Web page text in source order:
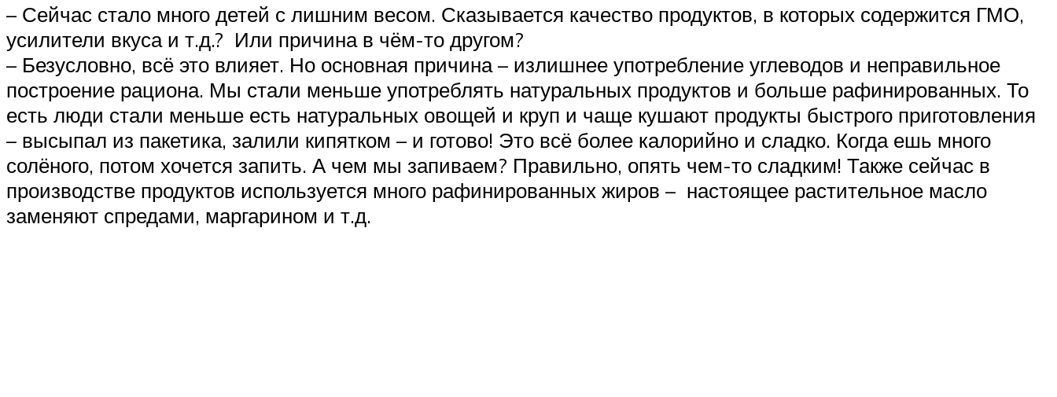
– Сейчас стало много детей с лишним весом. Сказывается качество продуктов, в которых содержится ГМО,
усилители вкуса и т.д.? Или причина в чём-то другом?
– Безусловно, всё это влияет. Но основная причина – излишнее употребление углеводов и неправильное
построение рациона. Мы стали меньше употреблять натуральных продуктов и больше рафинированных. То
есть люди стали меньше есть натуральных овощей и круп и чаще кушают продукты быстрого приготовления
– высыпал из пакетика, залили кипятком – и готово! Это всё более калорийно и сладко. Когда ешь много
солёного, потом хочется запить. А чем мы запиваем? Правильно, опять чем-то сладким! Также сейчас в
производстве продуктов используется много рафинированных жиров – настоящее растительное масло
заменяют спредами, маргарином и т.д.